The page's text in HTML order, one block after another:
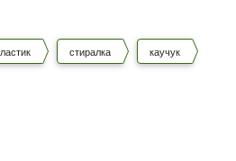
ластик стиралка каучук